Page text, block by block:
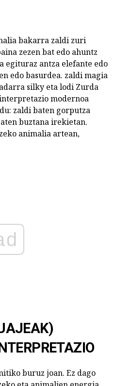
bakarra zaldi zuri
zezen bat edo ahuntz
egituraz antza elefante edo
edo basurdea. zaldi magia
silky eta lodi Zurda
modernoa
zaldi baten gorputza
buztana irekietan.
animalia artean,
buruz joan. Ez dago